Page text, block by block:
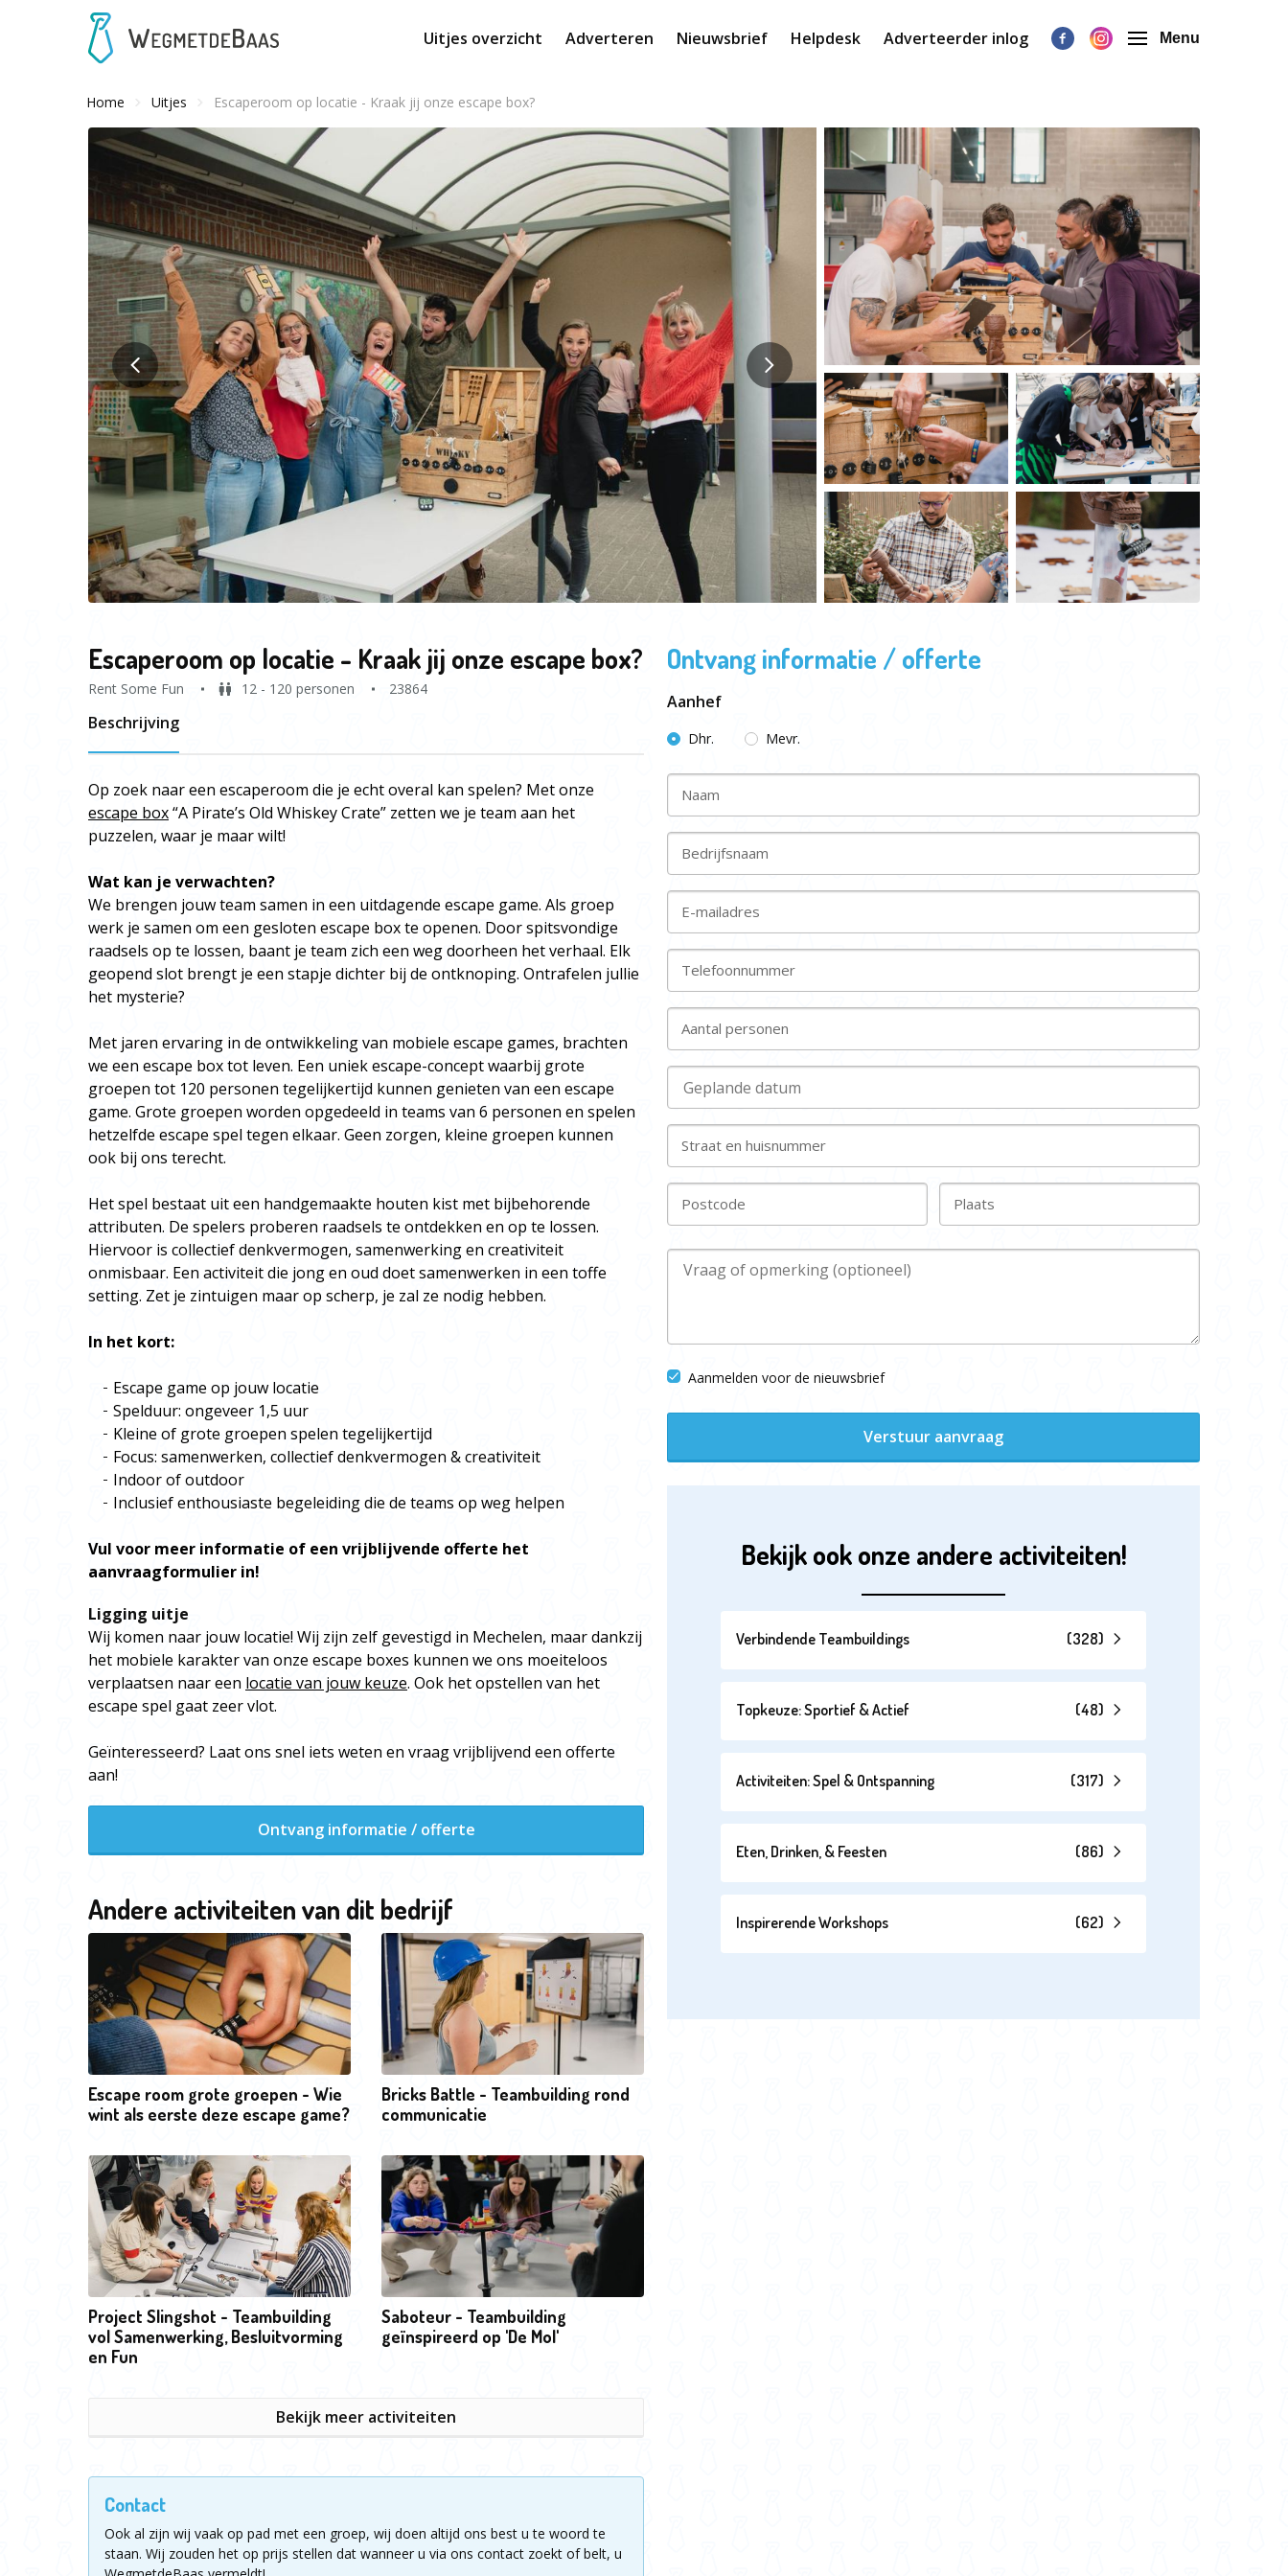
Uitjes overzicht Adverteren Nieuwsbrief Helpdesk Adverteerder inlog Menu
Home Uitjes Escaperoom op locatie - Kraak jij onze escape box?
Escaperoom op locatie - Kraak jij onze escape box?
Rent Some Fun 12 - 120 personen 23864
Beschrijving
Op zoek naar een escaperoom die je echt overal kan spelen? Met onze
escape box“A Pirate’s Old Whiskey Crate” zetten we je team aan het
puzzelen, waar je maar wilt!
Wat kan je verwachten?
We brengen jouw team samen in een uitdagende escape game. Als groep
werk je samen om een gesloten escape box te openen. Door spitsvondige
raadsels op te lossen, baant je team zich een weg doorheen het verhaal. Elk
geopend slot brengt je een stapje dichter bij de ontknoping. Ontrafelen jullie
het mysterie?
Met jaren ervaring in de ontwikkeling van mobiele escape games, brachten
we een escape box tot leven. Een uniek escape-concept waarbij grote
groepen tot 120 personen tegelijkertijd kunnen genieten van een escape
game. Grote groepen worden opgedeeld in teams van 6 personen en spelen
hetzelfde escape spel tegen elkaar. Geen zorgen, kleine groepen kunnen
ook bij ons terecht.
Het spel bestaat uit een handgemaakte houten kist met bijbehorende
attributen. De spelers proberen raadsels te ontdekken en op te lossen.
Hiervoor is collectief denkvermogen, samenwerking en creativiteit
onmisbaar. Een activiteit die jong en oud doet samenwerken in een toffe
setting. Zet je zintuigen maar op scherp, je zal ze nodig hebben.
In het kort:
Escape game op jouw locatie
Spelduur: ongeveer 1,5 uur
Kleine of grote groepen spelen tegelijkertijd
Focus: samenwerken, collectief denkvermogen & creativiteit
Indoor of outdoor
Inclusief enthousiaste begeleiding die de teams op weg helpen
Vul voor meer informatie of een vrijblijvende offerte het
aanvraagformulier in!
Ligging uitje
Wij komen naar jouw locatie! Wij zijn zelf gevestigd in Mechelen, maar dankzij
het mobiele karakter van onze escape boxes kunnen we ons moeiteloos
verplaatsen naar een locatie van jouw keuze. Ook het opstellen van het
escape spel gaat zeer vlot.
Geïnteresseerd? Laat ons snel iets weten en vraag vrijblijvend een offerte
aan!
Ontvang informatie / offerte
Andere activiteiten van dit bedrijf
Escape room grote groepen - Wie
wint als eerste deze escape game?
Bricks Battle - Teambuilding rond
communicatie
Project Slingshot - Teambuilding
vol Samenwerking, Besluitvorming
en Fun
Saboteur - Teambuilding
geïnspireerd op 'De Mol'
Bekijk meer activiteiten
Contact
Ook al zijn wij vaak op pad met een groep, wij doen altijd ons best u te woord te
staan. Wij zouden het op prijs stellen dat wanneer u via ons contact zoekt of belt, u
Ontvang informatie / offerte
Aanhef
Dhr. Mevr.
Naam
Bedrijfsnaam
E-mailadres
Telefoonnummer
Aantal personen
Straat en huisnummer
Postcode Plaats
Aanmelden voor de nieuwsbrief
Verstuur aanvraag
Bekijk ook onze andere activiteiten!
Verbindende Teambuildings (328)
Topkeuze: Sportief & Actief (48)
Activiteiten: Spel & Ontspanning (317)
Eten, Drinken, & Feesten (86)
Inspirerende Workshops (62)